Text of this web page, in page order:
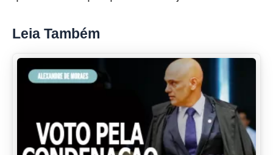
Leia Também